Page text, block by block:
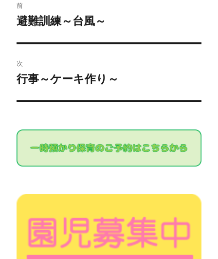
つけると、「プールだ～！！」と大はしゃぎです
夕方の部の子どもたちまでも、いつもはお野菜が苦
うほど、楽しみにしてくれていましたよ
しましたが、そんなことよりも、目の前のプールに
小さな子どもたちは、保育士と一緒に入る子どもた
ちもいれば、るんるんで入ろうとする子どもたちも
が多かったです＞＜
プールが怖かった子どもたちは、バケツに入ったお
水で遊びました
大きい水は怖くても、バケツなら
へっちゃらなようで、少し警戒しながらも冷たいお
稿
ビ
ゲ
ー
ョ
ン
前
過
の
投
稿:
避難訓練～台風～
次
次
投
行事～ケーキ作り～